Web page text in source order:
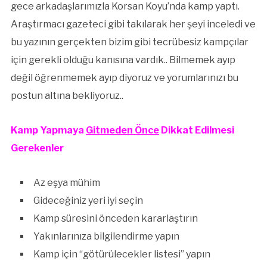
gece arkadaşlarımızla Korsan Koyu’nda kamp yaptı.
Araştırmacı gazeteci gibi takılarak her şeyi inceledi ve
bu yazının gerçekten bizim gibi tecrübesiz kampçılar
için gerekli olduğu kanısına vardık.. Bilmemek ayıp
değil öğrenmemek ayıp diyoruz ve yorumlarınızı bu
postun altına bekliyoruz..
Kamp Yapmaya Gitmeden ÖnceDikkat Edilmesi
Gerekenler
Az eşya mühim
Gideceğiniz yeri iyi seçin
Kamp süresini önceden kararlaştırın
Yakınlarınıza bilgilendirme yapın
Kamp için “götürülecekler listesi” yapın